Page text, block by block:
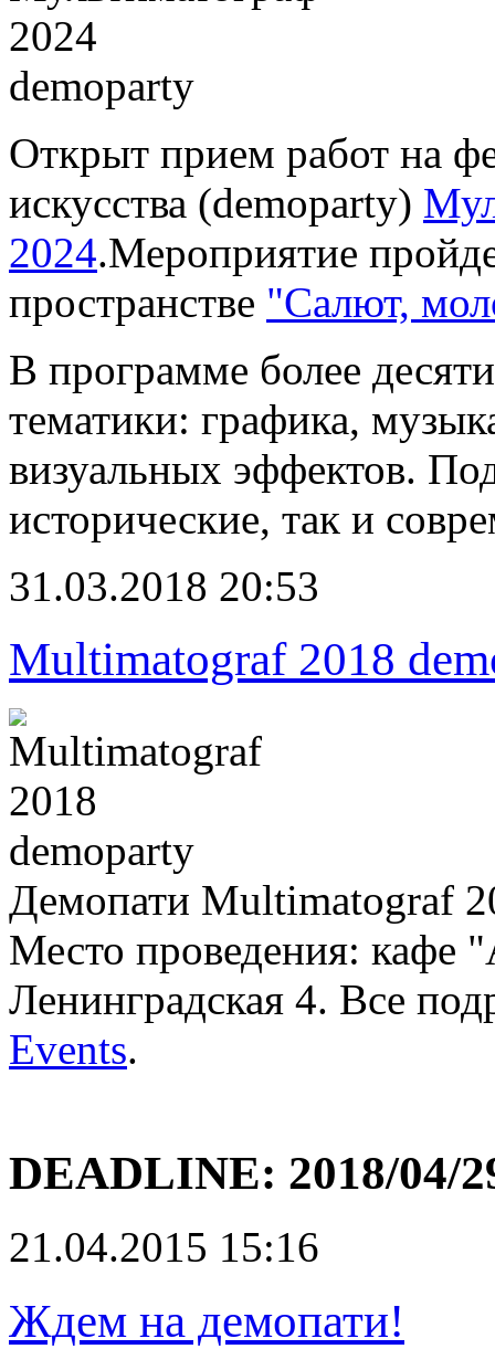
Открыт прием работ на
искусства (demoparty)
2024.Мероприятие
пространстве "Салют,
В программе более
тематики: графика,
визуальных эффектов.
исторические, так и
31.03.2018 20:53
Multimatograf 2018
Демопати Multimatograf
Место проведения: кафе
Ленинградская 4. Все
Events.
DEADLINE: 2018/04/
21.04.2015 15:16
Ждем на демопати!